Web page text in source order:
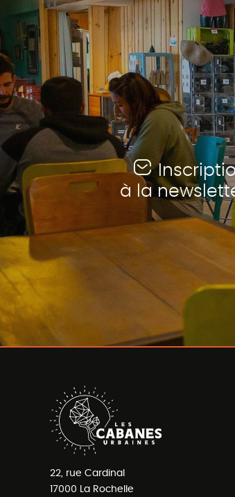
à la
22, rue Cardinal
17000
La Rochelle